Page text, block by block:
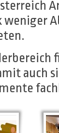
weniger
auch